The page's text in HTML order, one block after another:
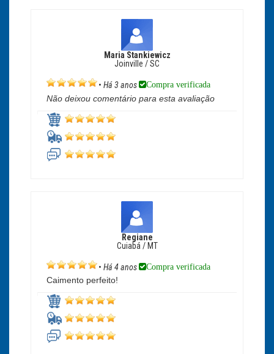
Maria Stankiewicz
Joinville / SC
• Há 3 anos Compra verificada
Não deixou comentário para esta avaliação
Regiane
Cuiabá / MT
• Há 4 anos Compra verificada
Caimento perfeito!